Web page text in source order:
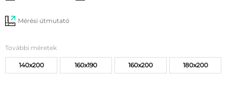
Mérési útmutató
További méretek
140x200 160x190 160x200 180x200